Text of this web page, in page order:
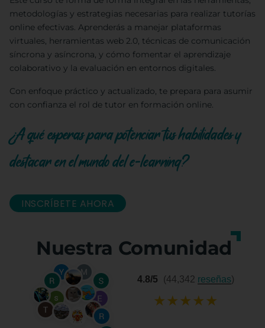
metodologías y estrategias necesarias para realizar tutorías
online efectivas. Aprenderás a manejar plataformas
virtuales, herramientas web 2.0, técnicas de comunicación
síncrona y asíncrona, y cómo fomentar el aprendizaje
colaborativo y la evaluación en entornos digitales.
Con enfoque práctico y actualizado, te prepara para asumir
con confianza el rol de tutor en formación online.
¿A qué esperas para potenciar tus habilidades y
destacar en el mundo del e-learning?
INSCRÍBETE AHORA
Nuestra Comunidad
4.8/5 (44,342 reseñas)
★★★★★